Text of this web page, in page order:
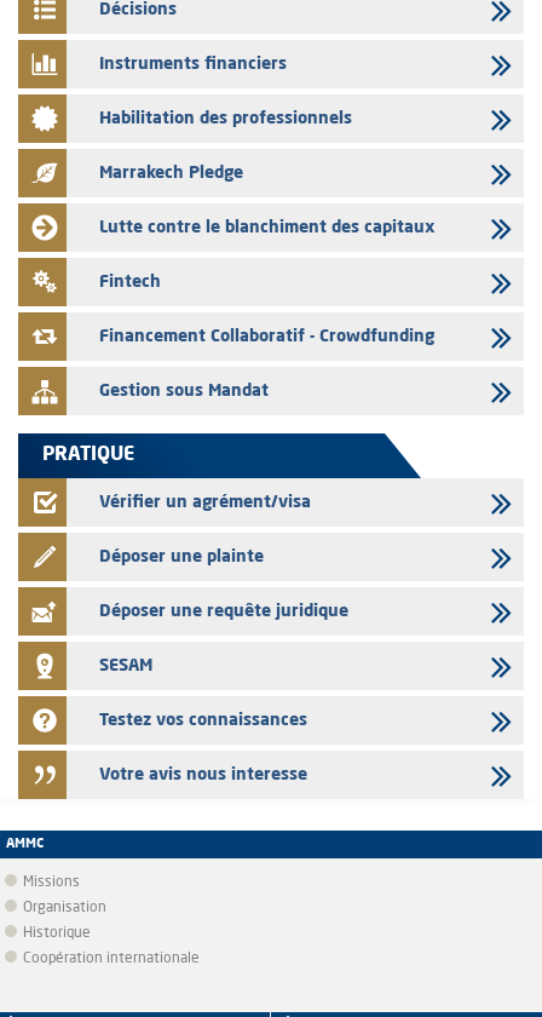
Saham Bank – Mise à jour annuelle du dossier d’information relatif au
03/08/2026
L’AMMC met sur son site internet les publications réalisées par les
émetteurs en date du 3 août 2026
03/08/2026
Liste des agréments et visas d'OPCVM accordés par l'AMMC pour le
mois de juillet 2026
03/08/2026
L' AMMC publie les indicateurs mensuels du marché des capitaux pour
le mois de Juin 2026
Décisions
Instruments financiers
Habilitation des professionnels
Marrakech Pledge
Lutte contre le blanchiment des capitaux
Fintech
Financement Collaboratif - Crowdfunding
Gestion sous Mandat
PRATIQUE
Vérifier un agrément/visa
Déposer une plainte
Déposer une requête juridique
SESAM
Testez vos connaissances
Votre avis nous interesse
AMMC
Missions
Organisation
Historique
Coopération internationale